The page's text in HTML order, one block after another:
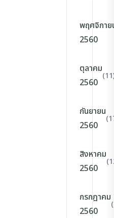
พฤศจิกาย
2560
ตุลาคม
2560
กันยายน
2560
สิงหาคม
2560
กรกฎาคม
2560